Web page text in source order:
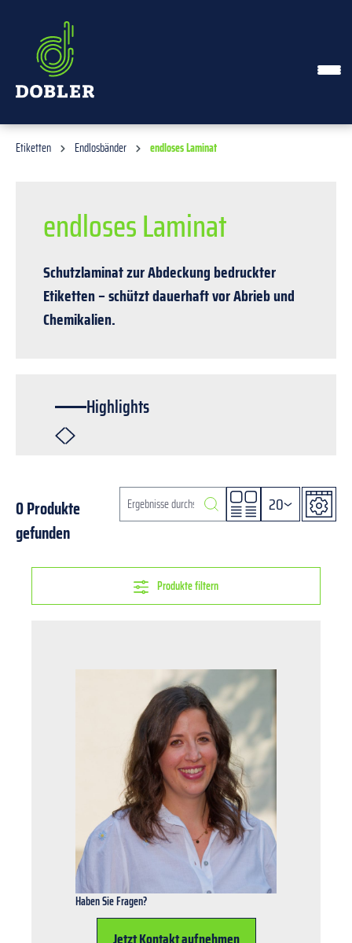
Etiketten Endlosbänder endloses Laminat
endloses Laminat
Schutzlaminat zur Abdeckung bedruckter
Etiketten – schützt dauerhaft vor Abrieb und
Chemikalien.
Highlights
0 Produkte
gefunden
20
Produkte filtern
Haben Sie Fragen?